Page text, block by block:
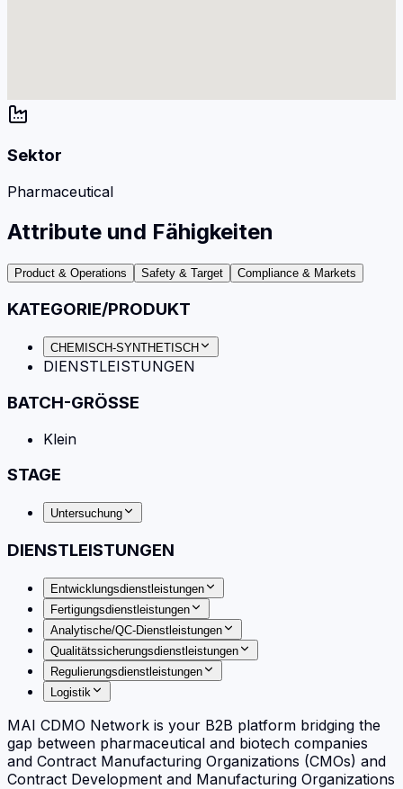
Sektor
Pharmaceutical
Attribute und Fähigkeiten
Product & Operations Safety & Target Compliance & Markets
KATEGORIE/PRODUKT
CHEMISCH-SYNTHETISCH
DIENSTLEISTUNGEN
BATCH-GRÖSSE
Klein
STAGE
Untersuchung
DIENSTLEISTUNGEN
Entwicklungsdienstleistungen
Fertigungsdienstleistungen
Analytische/QC-Dienstleistungen
Qualitätssicherungsdienstleistungen
Regulierungsdienstleistungen
Logistik
MAI CDMO Network is your B2B platform bridging the
gap between pharmaceutical and biotech companies
and Contract Manufacturing Organizations (CMOs) and
Contract Development and Manufacturing Organizations